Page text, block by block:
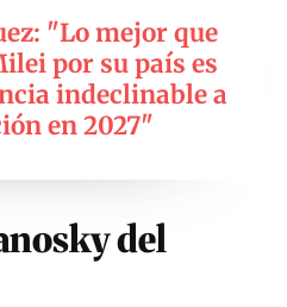
"Lo mejor que
por su país es
indeclinable a
en 2027"
del